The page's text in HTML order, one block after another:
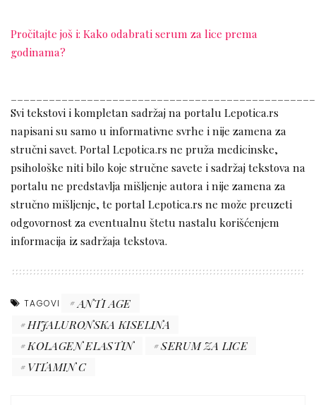
Pročitajte još i: Kako odabrati serum za lice prema
godinama?
Svi tekstovi i kompletan sadržaj na portalu Lepotica.rs
napisani su samo u informativne svrhe i nije zamena za
stručni savet. Portal Lepotica.rs ne pruža medicinske,
psihološke niti bilo koje stručne savete i sadržaj tekstova na
portalu ne predstavlja mišljenje autora i nije zamena za
stručno mišljenje, te portal Lepotica.rs ne može preuzeti
odgovornost za eventualnu štetu nastalu korišćenjem
informacija iz sadržaja tekstova.
TAGOVI
ANTI AGE
HIJALURONSKA KISELINA
KOLAGEN ELASTIN
SERUM ZA LICE
VITAMIN C